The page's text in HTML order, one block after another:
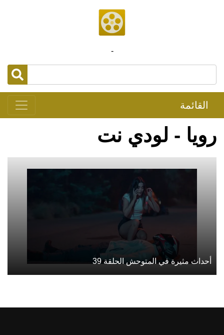
-
القائمة
رويا - لودي نت
أحداث مثيرة في المتوحش الحلقة 39